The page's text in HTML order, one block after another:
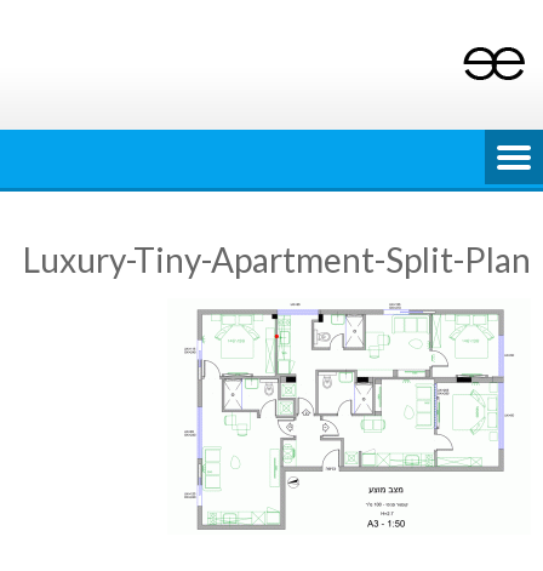
content
Luxury-Tiny-Apartment-Split-Plan